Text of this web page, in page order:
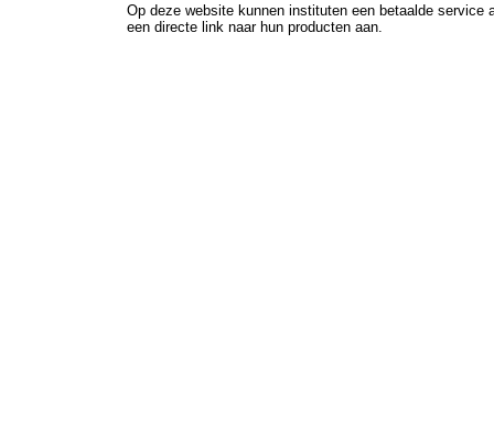
Op deze website kunnen instituten een betaalde
een directe link naar hun producten aan.